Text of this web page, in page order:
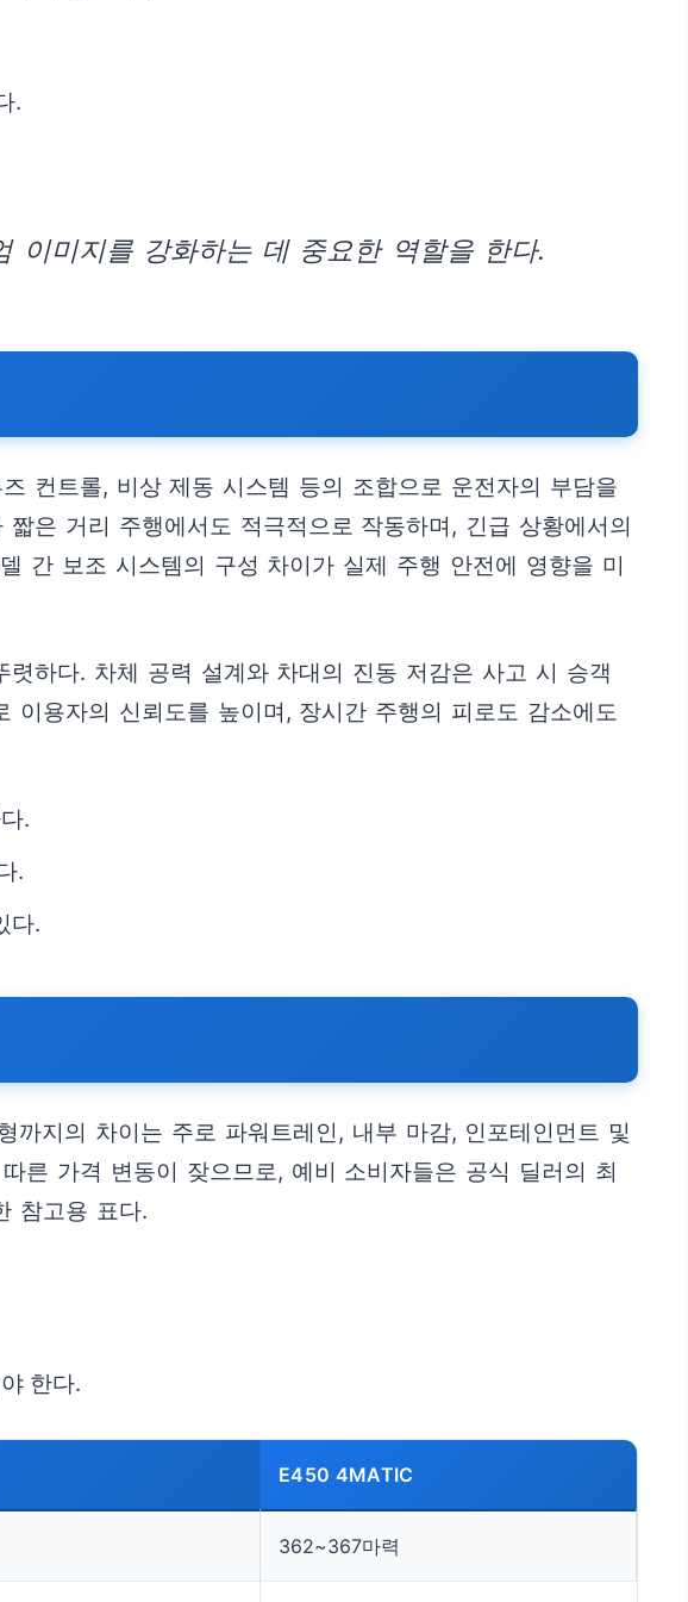
.
이미지를 강화하는 데 중요한 역할을 한다.
컨트롤, 비상 제동 시스템 등의 조합으로 운전자의 부담을
은 거리 주행에서도 적극적으로 작동하며, 긴급 상황에서의
간 보조 시스템의 구성 차이가 실제 주행 안전에 영향을 미
하다. 차체 공력 설계와 차대의 진동 저감은 사고 시 승객
용자의 신뢰도를 높이며, 장시간 주행의 피로도 감소에도
.
.
다.
지의 차이는 주로 파워트레인, 내부 마감, 인포테인먼트 및
른 가격 변동이 잦으므로, 예비 소비자들은 공식 딜러의 최
참고용 표다.
한다.
E450 4MATIC
362~367마력